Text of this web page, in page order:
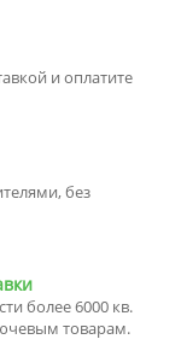
и оплатите
без
более 6000 кв.
товарам.